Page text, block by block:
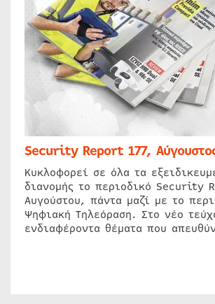
Security Report 177,
Κυκλοφορεί σε όλα τα
διανομής το περιοδικό Security
Αυγούστου, πάντα μαζί με το
Ψηφιακή Τηλεόραση. Στο νέο
ενδιαφέροντα θέματα που